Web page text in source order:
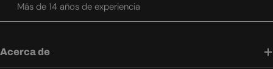
Más de 14 años de experiencia
Acerca de